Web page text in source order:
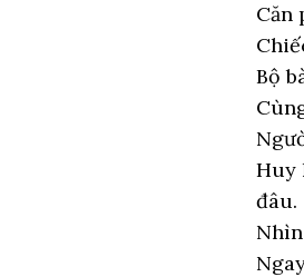
Căn
Bộ
Huy
đâu.